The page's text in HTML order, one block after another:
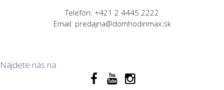
Telefón: +421 2 4445 2222
Email: predajna@domhodinmax.sk
Nájdete nás na